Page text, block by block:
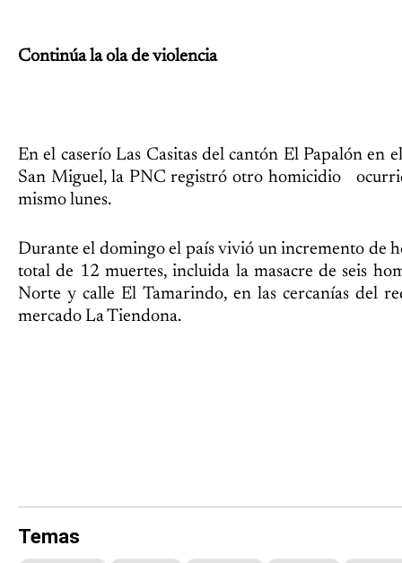
Continúa la ola de violencia
En el caserío Las Casitas del cantón El Papalón en
San Miguel, la PNC registró otro homicidio
mismo lunes.
Durante el domingo el país vivió un incremento de
total de 12 muertes, incluida la masacre de seis
Norte y calle El Tamarindo, en las cercanías del
mercado La Tiendona.
Temas